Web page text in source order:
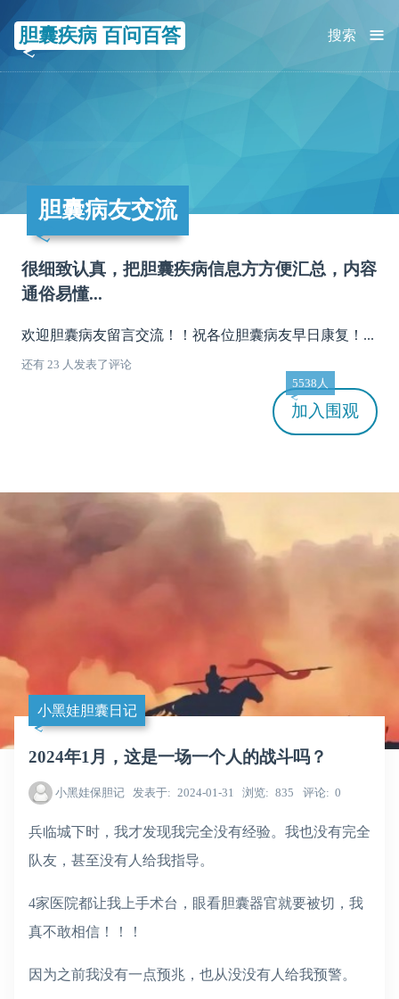
胆囊疾病 百问百答 ≡
搜索
胆囊病友交流
很细致认真，把胆囊疾病信息方方便汇总，内容
通俗易懂...
欢迎胆囊病友留言交流！！祝各位胆囊病友早日康复！...
还有 23 人发表了评论
加入
5538人
围观
小黑娃胆囊日记
2024年1月，这是一场一个人的战斗吗？
小黑娃保胆记 发表于 2024-01-31 浏览 835 评论 0
兵临城下时，我才发现我完全没有经验。我也没有完全
队友，甚至没有人给我指导。
4家医院都让我上手术台，眼看胆囊器官就要被切，我
真不敢相信！！！
因为之前我没有一点预兆，也从没没有人给我预警。